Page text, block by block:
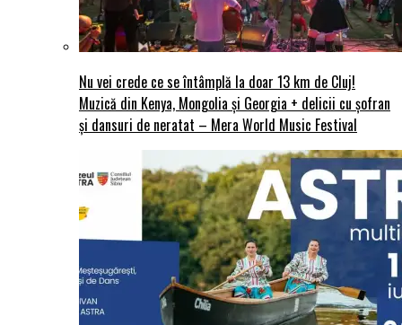
Nu vei crede ce se întâmplă la doar 13 km de Cluj!
Muzică din Kenya, Mongolia și Georgia + delicii cu șofran
și dansuri de neratat – Mera World Music Festival